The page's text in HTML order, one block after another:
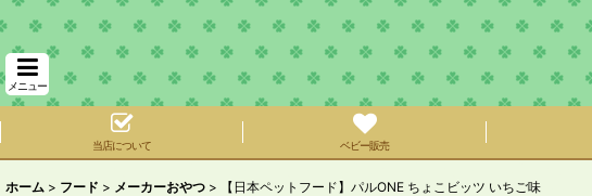
メニュー
当店について ベビー販売
ホーム > フード > メーカーおやつ > 【日本ペットフード】パルONE ちょこビッツ いちご味